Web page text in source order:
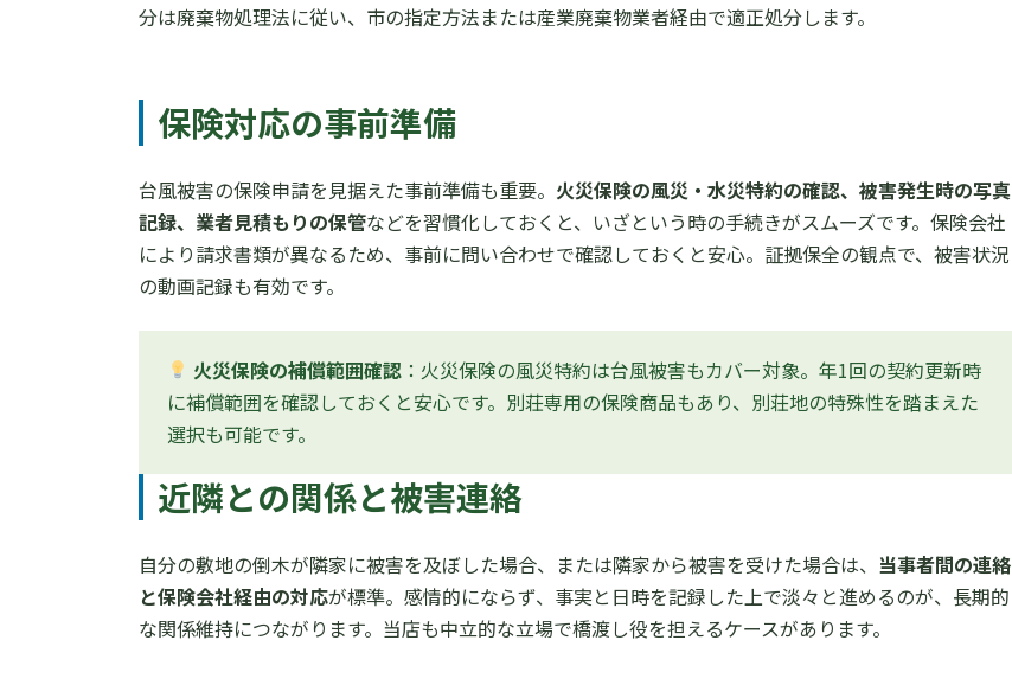
分は廃棄物処理法に従い、市の指定方法または産業廃棄物業者経由で適正処分します。
保険対応の事前準備
台風被害の保険申請を見据えた事前準備も重要。 火災保険の風災・水災特約の確認、被害発生時の写真
記録、業者見積もりの保管などを習慣化しておくと、いざという時の手続きがスムーズです。保険会社
により請求書類が異なるため、事前に問い合わせで確認しておくと安心。証拠保全の観点で、被害状況
の動画記録も有効です。
火災保険の補償範囲確認 ：火災保険の風災特約は台風被害もカバー対象。年1回の契約更新時
に補償範囲を確認しておくと安心です。別荘専用の保険商品もあり、別荘地の特殊性を踏まえた
選択も可能です。
近隣との関係と被害連絡
自分の敷地の倒木が隣家に被害を及ぼした場合、または隣家から被害を受けた場合は、 当事者間の連絡
と保険会社経由の対応が標準。感情的にならず、事実と日時を記録した上で淡々と進めるのが、長期的
な関係維持につながります。当店も中立的な立場で橋渡し役を担えるケースがあります。